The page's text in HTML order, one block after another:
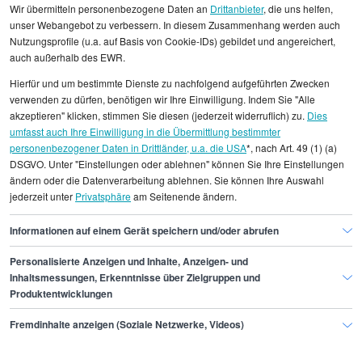
Alle angezeigten Gehaltsdaten beruhen auf
Durchschnittswerte und die Angaben können nicht
einzelnen Stellenangeboten zugeordnet werden.
Gehaltsinformationen
Bildung
E-Learning-Manager/in
E-Learning-Manager/in Dresden
Finde den Job,
der zu dir passt.
Wir übermitteln personenbezogene Daten an Drittanbieter, die uns helfen,
unser Webangebot zu verbessern. In diesem Zusammenhang werden auch
Nutzungsprofile (u.a. auf Basis von Cookie-IDs) gebildet und angereichert,
auch außerhalb des EWR.
Hierfür und um bestimmte Dienste zu nachfolgend aufgeführten Zwecken
verwenden zu dürfen, benötigen wir Ihre Einwilligung. Indem Sie "Alle
akzeptieren" klicken, stimmen Sie diesen (jederzeit widerruflich) zu. Dies
umfasst auch Ihre Einwilligung in die Übermittlung bestimmter
personenbezogener Daten in Drittländer, u.a. die USA*, nach Art. 49 (1) (a)
DSGVO. Unter "Einstellungen oder ablehnen" können Sie Ihre Einstellungen
ändern oder die Datenverarbeitung ablehnen. Sie können Ihre Auswahl
jederzeit unter Privatsphäream Seitenende ändern.
Informationen auf einem Gerät speichern und/oder abrufen
Personalisierte Anzeigen und Inhalte, Anzeigen- und
Inhaltsmessungen, Erkenntnisse über Zielgruppen und
Produktentwicklungen
Fremdinhalte anzeigen (Soziale Netzwerke, Videos)